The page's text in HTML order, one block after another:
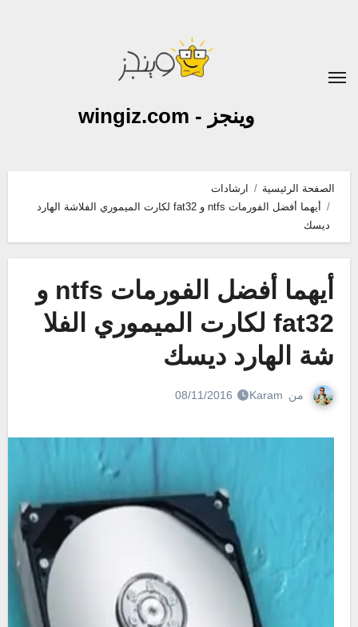
وينجز - wingiz.com
الصفحة الرئيسية
ارشادات
أيهما أفضل الفورمات ntfs و fat32 لكارت الميموري الفلاشة الهارد
ديسك
أيهما أفضل الفورمات ntfs و
fat32 لكارت الميموري الفلا
شة الهارد ديسك
من Karam
08/11/2016